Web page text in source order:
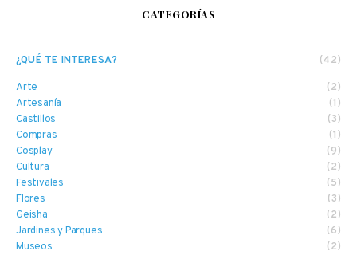
CATEGORÍAS
¿QUÉ TE INTERESA? (42)
Arte
(2)
Artesanía
(1)
Castillos
(3)
Compras
(1)
Cosplay
(9)
Cultura
(2)
Festivales
(5)
Flores
(3)
Geisha
(2)
Jardines y Parques
(6)
Museos
(2)